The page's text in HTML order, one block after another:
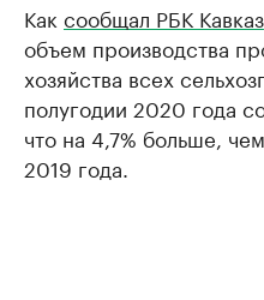
Как сообщал РБК Кавказ
объем производства
хозяйства всех
полугодии 2020 года
что на 4,7% больше,
2019 года.